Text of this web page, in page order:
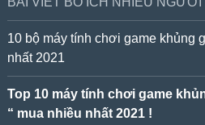
10 bộ máy tính chơi game khủng
nhất 2021
Top 10 máy tính chơi game
“ mua nhiều nhất 2021 !